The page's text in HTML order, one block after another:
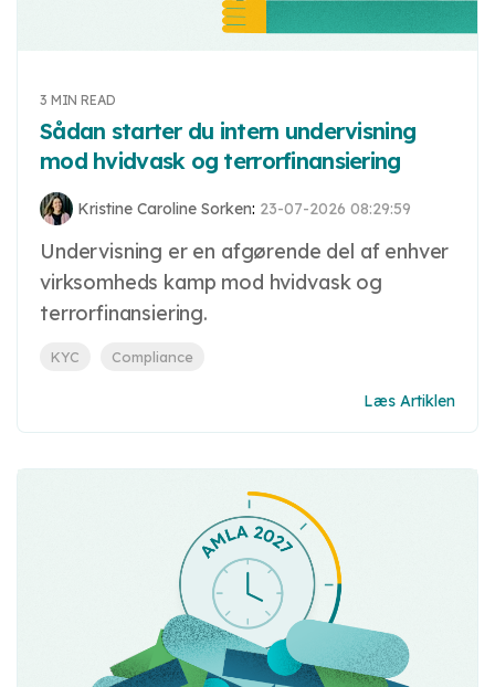
3 MIN READ
Sådan starter du intern undervisning
mod hvidvask og terrorfinansiering
Kristine Caroline Sorken: 23-07-2026 08:29:59
Undervisning er en afgørende del af enhver
virksomheds kamp mod hvidvask og
terrorfinansiering.
KYC Compliance
Læs Artiklen